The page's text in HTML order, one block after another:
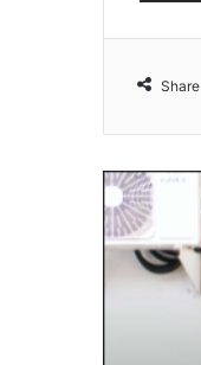
Share